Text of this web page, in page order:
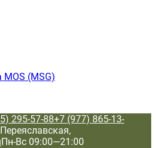
(MSG)
295-57-88+7 (977) 865-13-
Пн-Вс 09:00—21:00